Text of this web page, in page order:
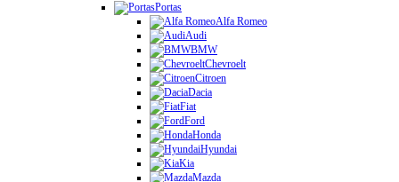
Portas
Alfa Romeo
Audi
BMW
Chevroelt
Citroen
Dacia
Fiat
Ford
Honda
Hyundai
Kia
Mazda